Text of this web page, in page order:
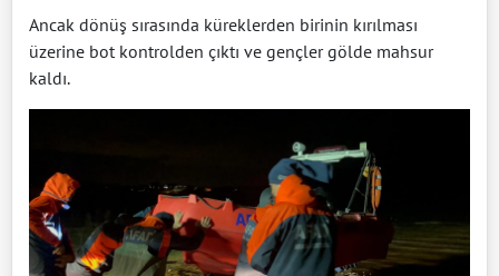
Ancak dönüş sırasında küreklerden birinin kırılması
üzerine bot kontrolden çıktı ve gençler gölde mahsur
kaldı.